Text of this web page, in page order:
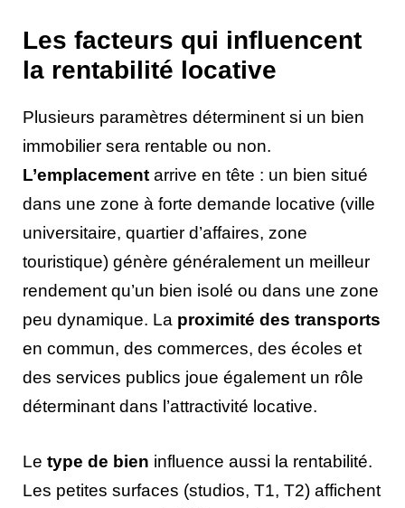
Les facteurs qui influencent
la rentabilité locative
Plusieurs paramètres déterminent si un bien
immobilier sera rentable ou non.
L’emplacement arrive en tête : un bien situé
dans une zone à forte demande locative (ville
universitaire, quartier d’affaires, zone
touristique) génère généralement un meilleur
rendement qu’un bien isolé ou dans une zone
peu dynamique. La proximité des transports
en commun, des commerces, des écoles et
des services publics joue également un rôle
déterminant dans l’attractivité locative.
Le type de bien influence aussi la rentabilité.
Les petites surfaces (studios, T1, T2) affichent